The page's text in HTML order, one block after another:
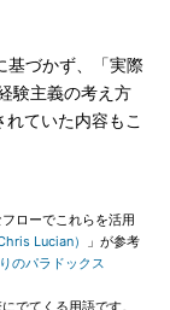
基づかず、「実際
験主義の考え方
れていた内容もこ
ローでこれらを活用
Lucian）
」が参考
のパラドックス
でてくる用語です。